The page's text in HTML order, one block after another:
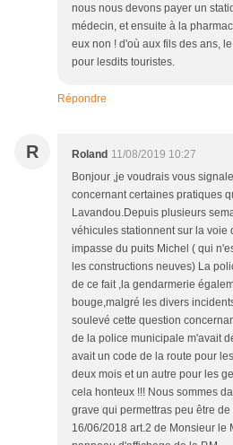
nous nous devons payer un
médecin, et ensuite à la
eux non ! d'où aux fils des ans,
pour lesdits touristes.
Répondre
R Roland 11/08/2019 10:27
Bonjour ,je voudrais vous
concernant certaines pratiques
Lavandou.Depuis plusieurs
véhicules stationnent sur la voie
impasse du puits Michel ( qui
les constructions neuves) La
de ce fait ,la gendarmerie
bouge,malgré les divers
soulevé cette question
de la police municipale m'avait
avait un code de la route pour
deux mois et un autre pour les
cela honteux !!! Nous sommes
grave qui permettras peu être
16/06/2018 art.2 de Monsieur le